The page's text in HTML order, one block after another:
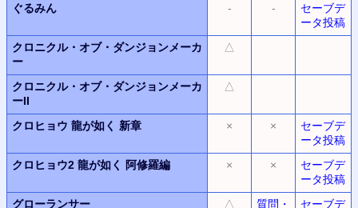
ぐるみん
- -
セーブデ
ータ投稿
クロニクル・オブ・ダンジョンメーカ
ー
△
クロニクル・オブ・ダンジョンメーカ
ーII
△
クロヒョウ 龍が如く 新章 × ×
セーブデ
ータ投稿
クロヒョウ2 龍が如く 阿修羅編 × ×
セーブデ
ータ投稿
グローランサー
△
質問・
セーブデ